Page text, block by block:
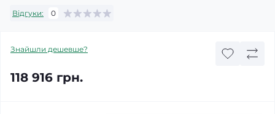
Відгуки: 0
Знайшли дешевше?
118 916 грн.